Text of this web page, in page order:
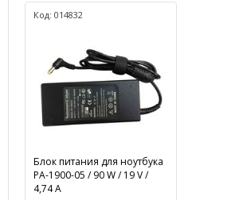
Код: 014832
Блок питания для ноутбука
PA-1900-05 / 90 W / 19 V /
4,74 А